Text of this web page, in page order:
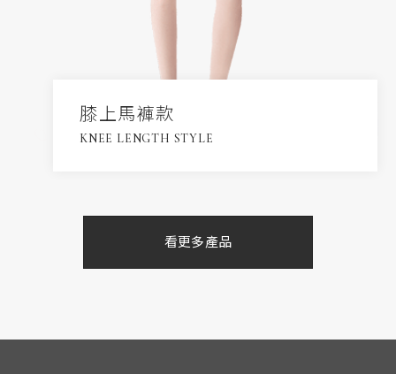
膝上馬褲款
KNEE LENGTH STYLE
看更多產品